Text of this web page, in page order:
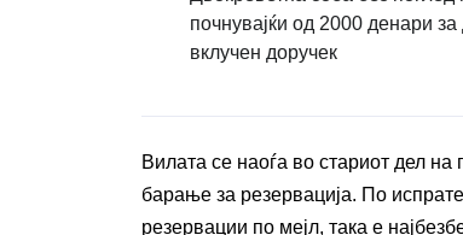
почнувајќи од 2000 денари за
вклучен доручек
Вилата се наоѓа во стариот дел
барање за резервација. По
резервации по мејл, така е